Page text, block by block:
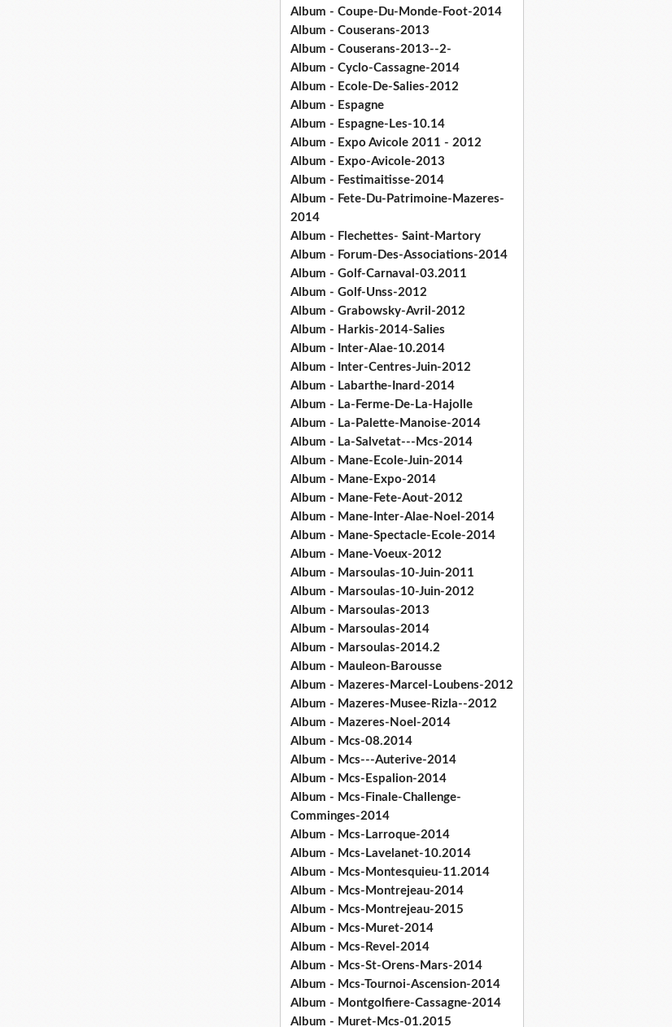
Album - Coupe-Du-Monde-Foot-2014
Album - Couserans-2013
Album - Couserans-2013--2-
Album - Cyclo-Cassagne-2014
Album - Ecole-De-Salies-2012
Album - Espagne
Album - Espagne-Les-10.14
Album - Expo Avicole 2011 - 2012
Album - Expo-Avicole-2013
Album - Festimaitisse-2014
Album - Fete-Du-Patrimoine-Mazeres-
2014
Album - Flechettes- Saint-Martory
Album - Forum-Des-Associations-2014
Album - Golf-Carnaval-03.2011
Album - Golf-Unss-2012
Album - Grabowsky-Avril-2012
Album - Harkis-2014-Salies
Album - Inter-Alae-10.2014
Album - Inter-Centres-Juin-2012
Album - Labarthe-Inard-2014
Album - La-Ferme-De-La-Hajolle
Album - La-Palette-Manoise-2014
Album - La-Salvetat---Mcs-2014
Album - Mane-Ecole-Juin-2014
Album - Mane-Expo-2014
Album - Mane-Fete-Aout-2012
Album - Mane-Inter-Alae-Noel-2014
Album - Mane-Spectacle-Ecole-2014
Album - Mane-Voeux-2012
Album - Marsoulas-10-Juin-2011
Album - Marsoulas-10-Juin-2012
Album - Marsoulas-2013
Album - Marsoulas-2014
Album - Marsoulas-2014.2
Album - Mauleon-Barousse
Album - Mazeres-Marcel-Loubens-2012
Album - Mazeres-Musee-Rizla--2012
Album - Mazeres-Noel-2014
Album - Mcs-08.2014
Album - Mcs---Auterive-2014
Album - Mcs-Espalion-2014
Album - Mcs-Finale-Challenge-
Comminges-2014
Album - Mcs-Larroque-2014
Album - Mcs-Lavelanet-10.2014
Album - Mcs-Montesquieu-11.2014
Album - Mcs-Montrejeau-2014
Album - Mcs-Montrejeau-2015
Album - Mcs-Muret-2014
Album - Mcs-Revel-2014
Album - Mcs-St-Orens-Mars-2014
Album - Mcs-Tournoi-Ascension-2014
Album - Montgolfiere-Cassagne-2014
Album - Muret-Mcs-01.2015